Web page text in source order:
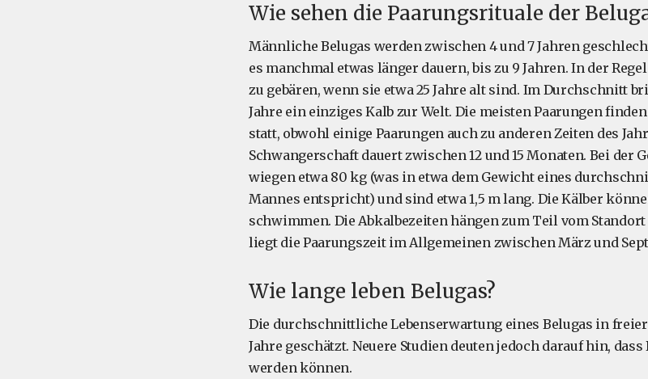
Wie sehen die Paarungsrituale der
Männliche Belugas werden zwischen 4 und 7 Jahren
es manchmal etwas länger dauern, bis zu 9 Jahren. In der
zu gebären, wenn sie etwa 25 Jahre alt sind. Im Durchschnitt
Jahre ein einziges Kalb zur Welt. Die meisten Paarungen
statt, obwohl einige Paarungen auch zu anderen Zeiten des
Schwangerschaft dauert zwischen 12 und 15 Monaten. Bei der
wiegen etwa 80 kg (was in etwa dem Gewicht eines
Mannes entspricht) und sind etwa 1,5 m lang. Die Kälber
schwimmen. Die Abkalbezeiten hängen zum Teil vom
liegt die Paarungszeit im Allgemeinen zwischen März und
Wie lange leben Belugas?
Die durchschnittliche Lebenserwartung eines Belugas in
Jahre geschätzt. Neuere Studien deuten jedoch darauf hin, dass
werden können.